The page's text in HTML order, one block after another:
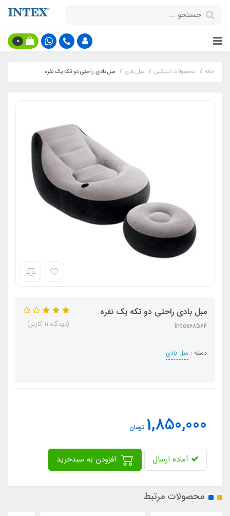
0
خانه محصولات اینتکس مبل بادی مبل بادی راحتی دو تکه یک نفره
مبل بادی راحتی دو تکه یک نفره
intex68564
دسته : مبل بادی
(دیدگاه 11 کاربر)
1,850,000 تومان
آماده ارسال
محصولات مرتبط